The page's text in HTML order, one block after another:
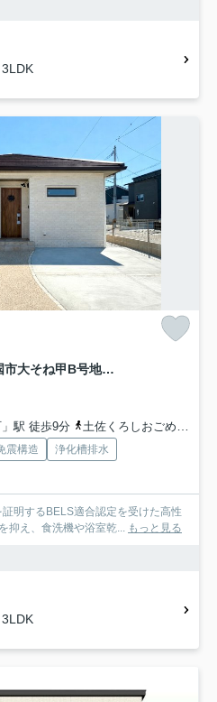
「角地で日当たり良し」南国市大そね甲B号地 平屋新築一戸建て
駅 徒歩9分
土佐くろしおごめん・なはり線「後免町」駅 徒歩9分
震構造
浄化槽排水
明するBELS適合認定を受けた高性
抑え、食洗機や浴室乾... もっと見る